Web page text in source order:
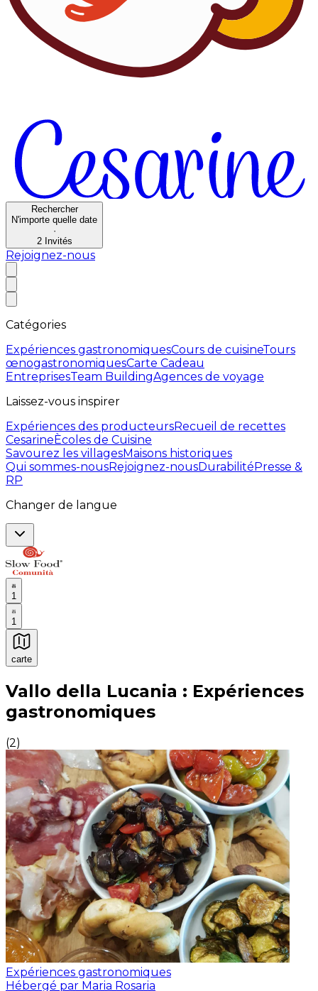
Rechercher
N'importe quelle date
·
2 Invités
Rejoignez-nous
Catégories
Expériences gastronomiquesCours de cuisineTours
œnogastronomiquesCarte Cadeau
EntreprisesTeam BuildingAgences de voyage
Laissez-vous inspirer
Expériences des producteursRecueil de recettes
CesarineÈcoles de Cuisine
Savourez les villagesMaisons historiques
Qui sommes-nousRejoignez-nousDurabilitéPresse &
RP
Changer de langue
1
1
carte
Expériences culinaires inoubliables : Expériences
Vallo della Lucania : Expériences
gastronomiques
(2)
Expériences gastronomiques
Hébergé par Maria Rosaria